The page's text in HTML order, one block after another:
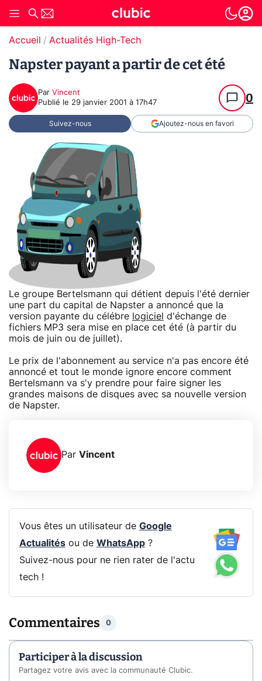
Accueil Actualités High-Tech
Napster payant a partir de cet été
Par Vincent
Publié le 29 janvier 2001 à 17h47 0
Suivez-nous Ajoutez-nous en favori
Le groupe Bertelsmann qui détient depuis l'été dernier
une part du capital de Napster a annoncé que la
version payante du célébre logiciel d'échange de
fichiers MP3 sera mise en place cet été (à partir du
mois de juin ou de juillet).
Le prix de l'abonnement au service n'a pas encore été
annoncé et tout le monde ignore encore comment
Bertelsmann va s'y prendre pour faire signer les
grandes maisons de disques avec sa nouvelle version
de Napster.
Par Vincent
Vous êtes un utilisateur de Google
Actualitésou de WhatsApp?
Suivez-nous pour ne rien rater de l'actu
tech !
Commentaires 0
Participer à la discussion
Partagez votre avis avec la communauté Clubic.